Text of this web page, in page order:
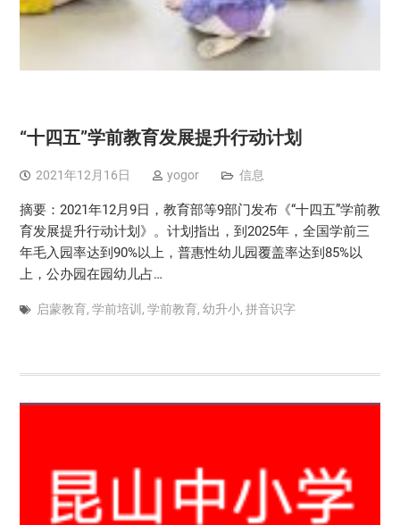
“十四五”学前教育发展提升行动计划
2021年12月16日 yogor 信息
摘要：2021年12月9日，教育部等9部门发布《“十四五”学前教
育发展提升行动计划》。计划指出，到2025年，全国学前三
年毛入园率达到90%以上，普惠性幼儿园覆盖率达到85%以
上，公办园在园幼儿占…
启蒙教育, 学前培训, 学前教育, 幼升小, 拼音识字